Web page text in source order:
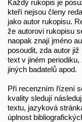
Každý rukopis je
kteří nejsou členy
jako autor rukopisu.
že autorovi rukopisu
naopak znají jméno
posoudit, zda autor
text v jiném
jiných badatelů apod.
Při recenzním řízení
kvality sledují
textu, jazyková
úplnost